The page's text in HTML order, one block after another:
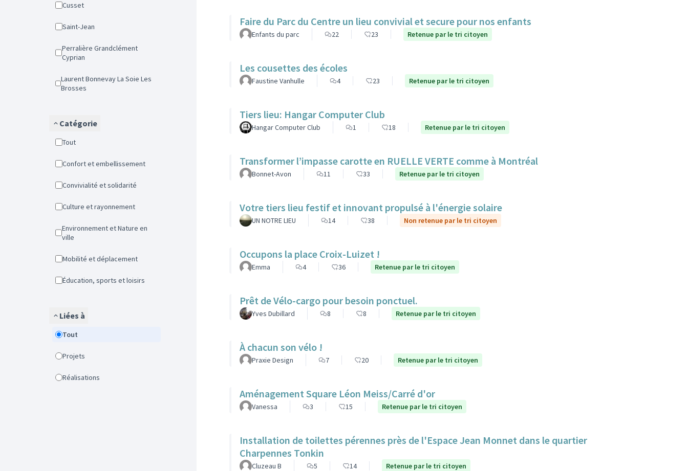
Cusset
Saint-Jean
Perralière Grandclément
Cyprian
Laurent Bonnevay La Soie Les
Brosses
Catégorie
Tout
Confort et embellissement
Convivialité et solidarité
Culture et rayonnement
Environnement et Nature en
ville
Mobilité et déplacement
Éducation, sports et loisirs
Liées à
Tout
Projets
Réalisations
Faire du Parc du Centre un lieu convivial et secure pour nos enfants
Enfants du parc 22 23 Retenue par le tri citoyen
Les cousettes des écoles
Faustine Vanhulle 4 23 Retenue par le tri citoyen
Tiers lieu: Hangar Computer Club
Hangar Computer Club 1 18 Retenue par le tri citoyen
Transformer l’impasse carotte en RUELLE VERTE comme à Montréal
Bonnet-Avon 11 33 Retenue par le tri citoyen
Votre tiers lieu festif et innovant propulsé à l'énergie solaire
UN NOTRE LIEU 14 38 Non retenue par le tri citoyen
Occupons la place Croix-Luizet !
Emma 4 36 Retenue par le tri citoyen
Prêt de Vélo-cargo pour besoin ponctuel.
Yves Dubillard 8 8 Retenue par le tri citoyen
À chacun son vélo !
Praxie Design 7 20 Retenue par le tri citoyen
Aménagement Square Léon Meiss/Carré d'or
Vanessa 3 15 Retenue par le tri citoyen
Installation de toilettes pérennes près de l'Espace Jean Monnet dans le quartier
Charpennes Tonkin
Cluzeau B 5 14 Retenue par le tri citoyen